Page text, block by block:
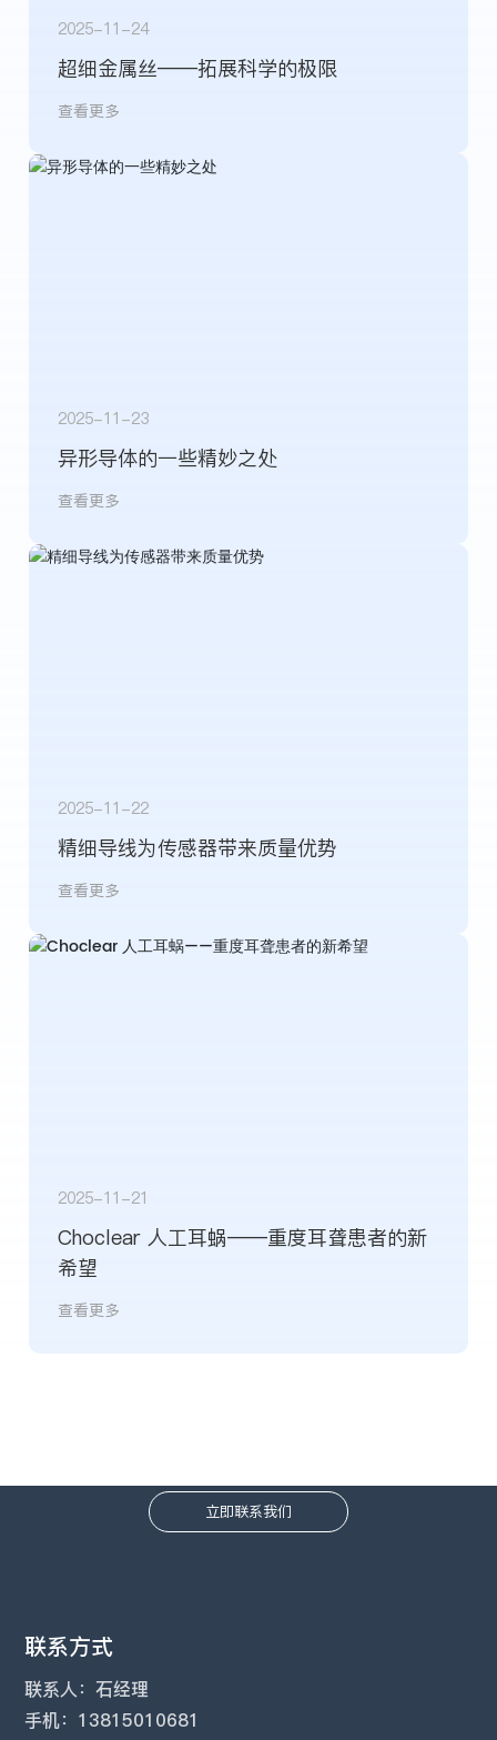
2025-11-24
超细金属丝——拓展科学的极限
查看更多
2025-11-23
异形导体的一些精妙之处
查看更多
2025-11-22
精细导线为传感器带来质量优势
查看更多
2025-11-21
Choclear 人工耳蜗——重度耳聋患者的新
希望
查看更多
立即联系我们
联系方式
联系人：石经理
手机： 13815010681